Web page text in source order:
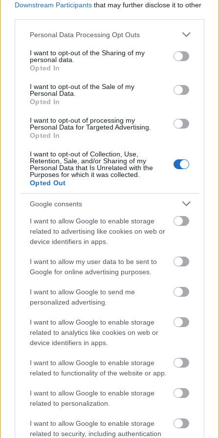
Downstream Participants that may further disclose it to other
Please note that this website/app uses one or more Google
not limited to your visit or usage behaviour. You may click to
grant or deny consent to Google and its third-party tags to
use your data for below specified purposes in below Google
consent section.
Personal Data Processing Opt Outs
I want to opt-out of the Sharing of my
personal data.
Opted In
I want to opt-out of the Sale of my
Personal Data.
Opted In
I want to opt-out of processing my
Personal Data for Targeted Advertising.
Opted In
I want to opt-out of Collection, Use,
Retention, Sale, and/or Sharing of my
Personal Data that Is Unrelated with the
Purposes for which it was collected.
Opted Out
Google consents
I want to allow Google to enable storage
related to advertising like cookies on web or
device identifiers in apps.
I want to allow my user data to be sent to
Google for online advertising purposes.
I want to allow Google to send me
personalized advertising.
I want to allow Google to enable storage
related to analytics like cookies on web or
device identifiers in apps.
I want to allow Google to enable storage
related to functionality of the website or app.
I want to allow Google to enable storage
related to personalization.
I want to allow Google to enable storage
related to security, including authentication
BDK•2014. július 16.
Az ukrán törvényhozás magyar képviselője szerint
Ukrajnában
Az új alkotmánymódosítás ...
Ukrajna és a magyar mellszélesség
A sajtóhírekben nem esik szó arról, hogy Németh
utalt volnaOrbán Viktor korábbi ...
Kárpátalja: autonómia. Orbán Viktor
nyilatkozata